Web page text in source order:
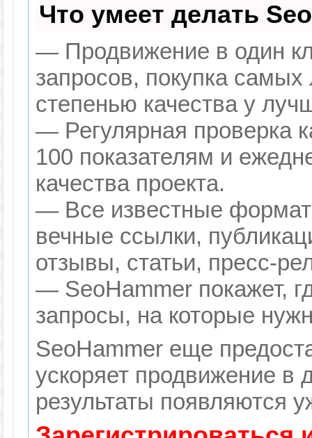
Что умеет делать
— Продвижение в один
запросов, покупка
степенью качества у
— Регулярная проверка
100 показателям и
качества проекта.
— Все известные
вечные ссылки,
отзывы, статьи, пресс-
— SeoHammer покажет,
запросы, на которые
SeoHammer еще
ускоряет продвижение в
результаты появляются